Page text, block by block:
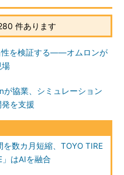
件あります
性を検証する――オムロンが
場
が協業、シミュレーション
を支援
数カ月短縮、TOYO TIRE
はAIを融合